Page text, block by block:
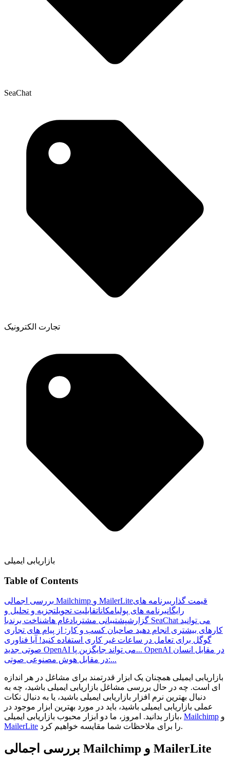
SeaChat
تجارت الکترونیک
بازاریابی ایمیلی
Table of Contents
بررسی اجمالی Mailchimp و MailerLite قیمت گذاریبرنامه های
رایگانبرنامه های پولیامکاناتقابلیت تحویلتجزیه و تحلیل و
گزارشپشتیبانی مشتریادغام هاشناخت برندبا SeaChat می توانید
کارهای بیشتری انجام دهید صاحبان کسب و کار: از پیام های تجاری
گوگل برای تعامل در ساعات غیر کاری استفاده کنید! آیا فناوری
صوتی جدید OpenAI می تواند جایگزین پا... OpenAI در مقابل انسان
در مقابل هوش مصنوعی صوتی:...
بازاریابی ایمیلی همچنان یک ابزار قدرتمند برای مشاغل در هر اندازه
ای است. چه در حال بررسی مشاغل بازاریابی ایمیلی باشید، چه به
دنبال بهترین نرم افزار بازاریابی ایمیلی باشید، یا به دنبال نکات
عملی بازاریابی ایمیلی باشید، باید در مورد بهترین ابزار موجود در
بازار بدانید. امروز، ما دو ابزار محبوب بازاریابی ایمیلی، Mailchimp و
MailerLite
را برای ملاحظات شما مقایسه خواهیم کرد.
بررسی اجمالی Mailchimp و MailerLite